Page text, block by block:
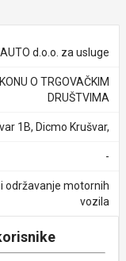
d.o.o. za usluge
O TRGOVAČKIM
DRUŠTVIMA
1B, Dicmo Krušvar,
-
održavanje motornih
vozila